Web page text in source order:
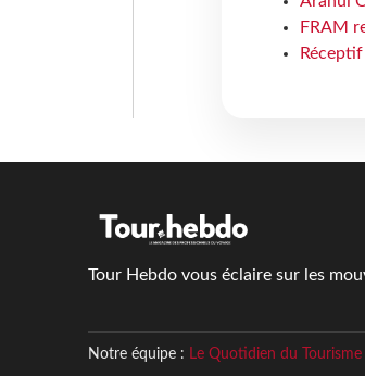
FRAM
Tour Hebdo vous éclaire sur les
Notre équipe : Le Quotidien du Tourisme